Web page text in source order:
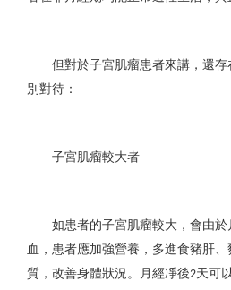
但對於子宮肌瘤患者來講，還
別對待：
子宮肌瘤較大者
如患者的子宮肌瘤較大，會由
血，患者應加強營養，多進食豬肝
質，改善身體狀況。月經凈後2天可